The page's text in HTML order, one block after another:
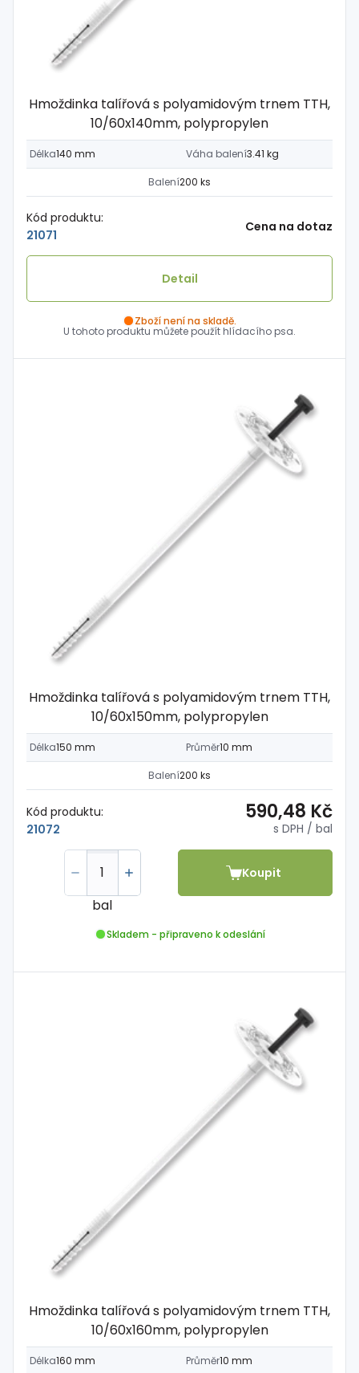
Hmoždinka talířová s polyamidovým trnem TTH,
10/60x140mm, polypropylen
Délka140 mm Váha balení3.41 kg
Balení200 ks
Kód produktu:
21071
Cena na dotaz
Detail
Zboží není na skladě.
U tohoto produktu můžete použít hlídacího psa.
Hmoždinka talířová s polyamidovým trnem TTH,
10/60x150mm, polypropylen
Délka150 mm Průměr10 mm
Balení200 ks
Kód produktu:
21072
590,48 Kč
s DPH / bal
bal
Koupit
Skladem - připraveno k odeslání
Hmoždinka talířová s polyamidovým trnem TTH,
10/60x160mm, polypropylen
Délka160 mm Průměr10 mm